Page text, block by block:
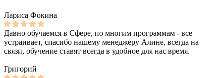
Лариса Фокина
Давно обучаемся в Сфере, по многим программам - все
устраивает, спасибо нашему менеджеру Алине, всегда на
связи, обучение ставят всегда в удобное для нас время.
Григорий